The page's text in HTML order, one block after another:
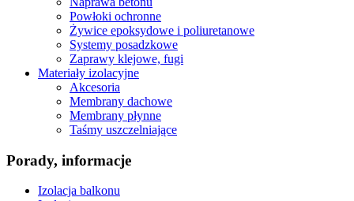
Powłoki ochronne
Żywice epoksydowe i poliuretanowe
Systemy posadzkowe
Zaprawy klejowe, fugi
Materiały izolacyjne
Akcesoria
Membrany dachowe
Membrany płynne
Taśmy uszczelniające
Porady, informacje
Izolacja balkonu